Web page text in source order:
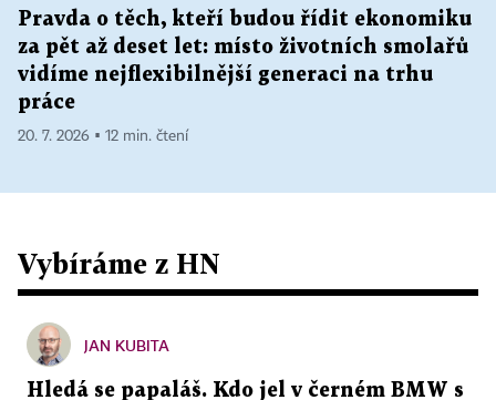
Pravda o těch, kteří budou řídit ekonomiku
za pět až deset let: místo životních smolařů
vidíme nejflexibilnější generaci na trhu
práce
20. 7. 2026 ▪ 12 min. čtení
Vybíráme z HN
JAN KUBITA
Hledá se papaláš. Kdo jel v černém BMW s